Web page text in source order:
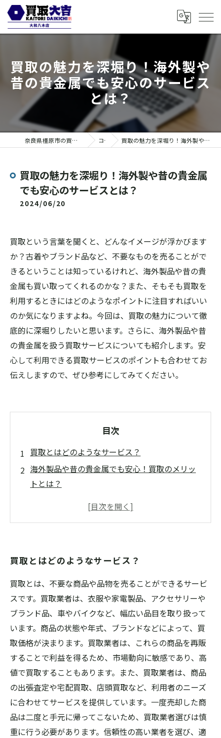
買取の魅力を深堀り！海外製や
昔の貴金属でも安心のサービス
とは？
奈良県橿原市の買取なら買取大吉 大和八木店 コラム 買取の魅力を深堀り！海外製や昔の貴金属でも安心のサービスとは？
買取の魅力を深堀り！海外製や昔の貴金属
でも安心のサービスとは？
2024/06/20
買取という言葉を聞くと、どんなイメージが浮かびます
か？古着やブランド品など、不要なものを売ることがで
きるということは知っているけれど、海外製品や昔の貴
金属も買い取ってくれるのかな？また、そもそも買取を
利用するときにはどのようなポイントに注目すればいい
のか気になりますよね。今回は、買取の魅力について徹
底的に深堀りしたいと思います。さらに、海外製品や昔
の貴金属を扱う買取サービスについても紹介します。安
心して利用できる買取サービスのポイントも合わせてお
伝えしますので、ぜひ参考にしてみてください。
目次
買取とはどのようなサービス？
海外製品や昔の貴金属でも安心！買取のメリッ
トとは？
買取業者に求める3つのポイント
買取とはどのようなサービス？
買取とは、不要な商品や品物を売ることができるサービ
スです。買取業者は、衣服や家電製品、アクセサリーや
ブランド品、車やバイクなど、幅広い品目を取り扱って
います。商品の状態や年式、ブランドなどによって、買
取価格が決まります。買取業者は、これらの商品を再販
することで利益を得るため、市場動向に敏感であり、高
値で買取することもあります。また、買取業者は、商品
の出張査定や宅配買取、店頭買取など、利用者のニーズ
に合わせてサービスを提供しています。一度売却した商
品は二度と手元に帰ってこないため、買取業者選びは慎
重に行う必要があります。信頼性の高い業者を選び、適